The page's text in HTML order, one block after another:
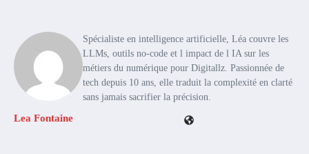
Lea Fontaine
Spécialiste en intelligence artificielle, Léa couvre les
LLMs, outils no-code et l impact de l IA sur les
métiers du numérique pour Digitallz. Passionnée de
tech depuis 10 ans, elle traduit la complexité en clarté
sans jamais sacrifier la précision.